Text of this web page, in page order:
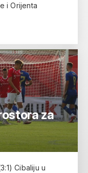
i Orijenta
za
Cibaliju u